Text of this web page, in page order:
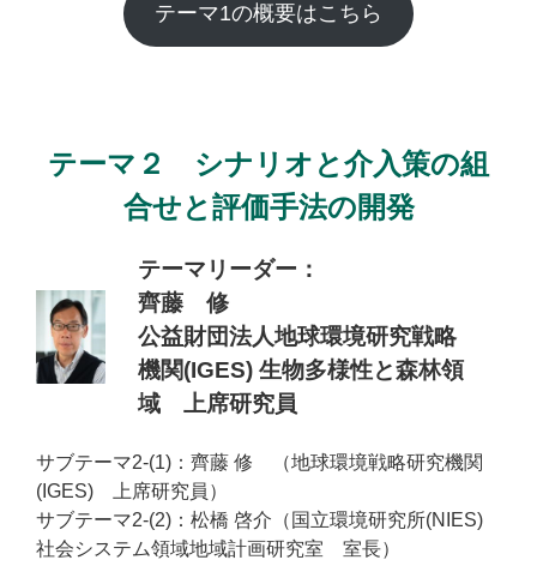
テーマ1の概要はこちら
テーマ２ シナリオと介入策の組
合せと評価手法の開発
テーマリーダー：
齊藤 修
公益財団法人地球環境研究戦略
機関(IGES) 生物多様性と森林領
域 上席研究員
サブテーマ2-(1)：齊藤 修 （地球環境戦略研究機関
(IGES) 上席研究員）
サブテーマ2-(2)：松橋 啓介（国立環境研究所(NIES)
社会システム領域地域計画研究室 室長）